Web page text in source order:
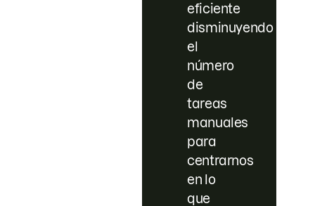
eficiente
disminuyendo
el
número
de
tareas
manuales
para
centrarnos
en lo
que